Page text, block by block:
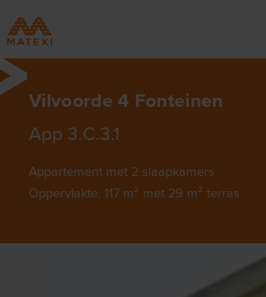
Vilvoorde 4 Fonteinen
App 3.C.3.1
Appartement met 2 slaapkamers
Oppervlakte: 117 m² met 29 m² terras